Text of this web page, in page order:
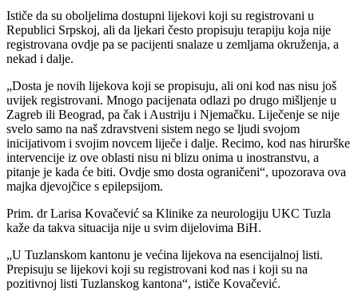
Ističe da su oboljelima dostupni lijekovi koji su registrovani u
Republici Srpskoj, ali da ljekari često propisuju terapiju koja nije
registrovana ovdje pa se pacijenti snalaze u zemljama okruženja, a
nekad i dalje.
„Dosta je novih lijekova koji se propisuju, ali oni kod nas nisu još
uvijek registrovani. Mnogo pacijenata odlazi po drugo mišljenje u
Zagreb ili Beograd, pa čak i Austriju i Njemačku. Liječenje se nije
svelo samo na naš zdravstveni sistem nego se ljudi svojom
inicijativom i svojim novcem liječe i dalje. Recimo, kod nas hirurške
intervencije iz ove oblasti nisu ni blizu onima u inostranstvu, a
pitanje je kada će biti. Ovdje smo dosta ograničeni“, upozorava ova
majka djevojčice s epilepsijom.
Prim. dr Larisa Kovačević sa Klinike za neurologiju UKC Tuzla
kaže da takva situacija nije u svim dijelovima BiH.
„U Tuzlanskom kantonu je većina lijekova na esencijalnoj listi.
Prepisuju se lijekovi koji su registrovani kod nas i koji su na
pozitivnoj listi Tuzlanskog kantona“, ističe Kovačević.